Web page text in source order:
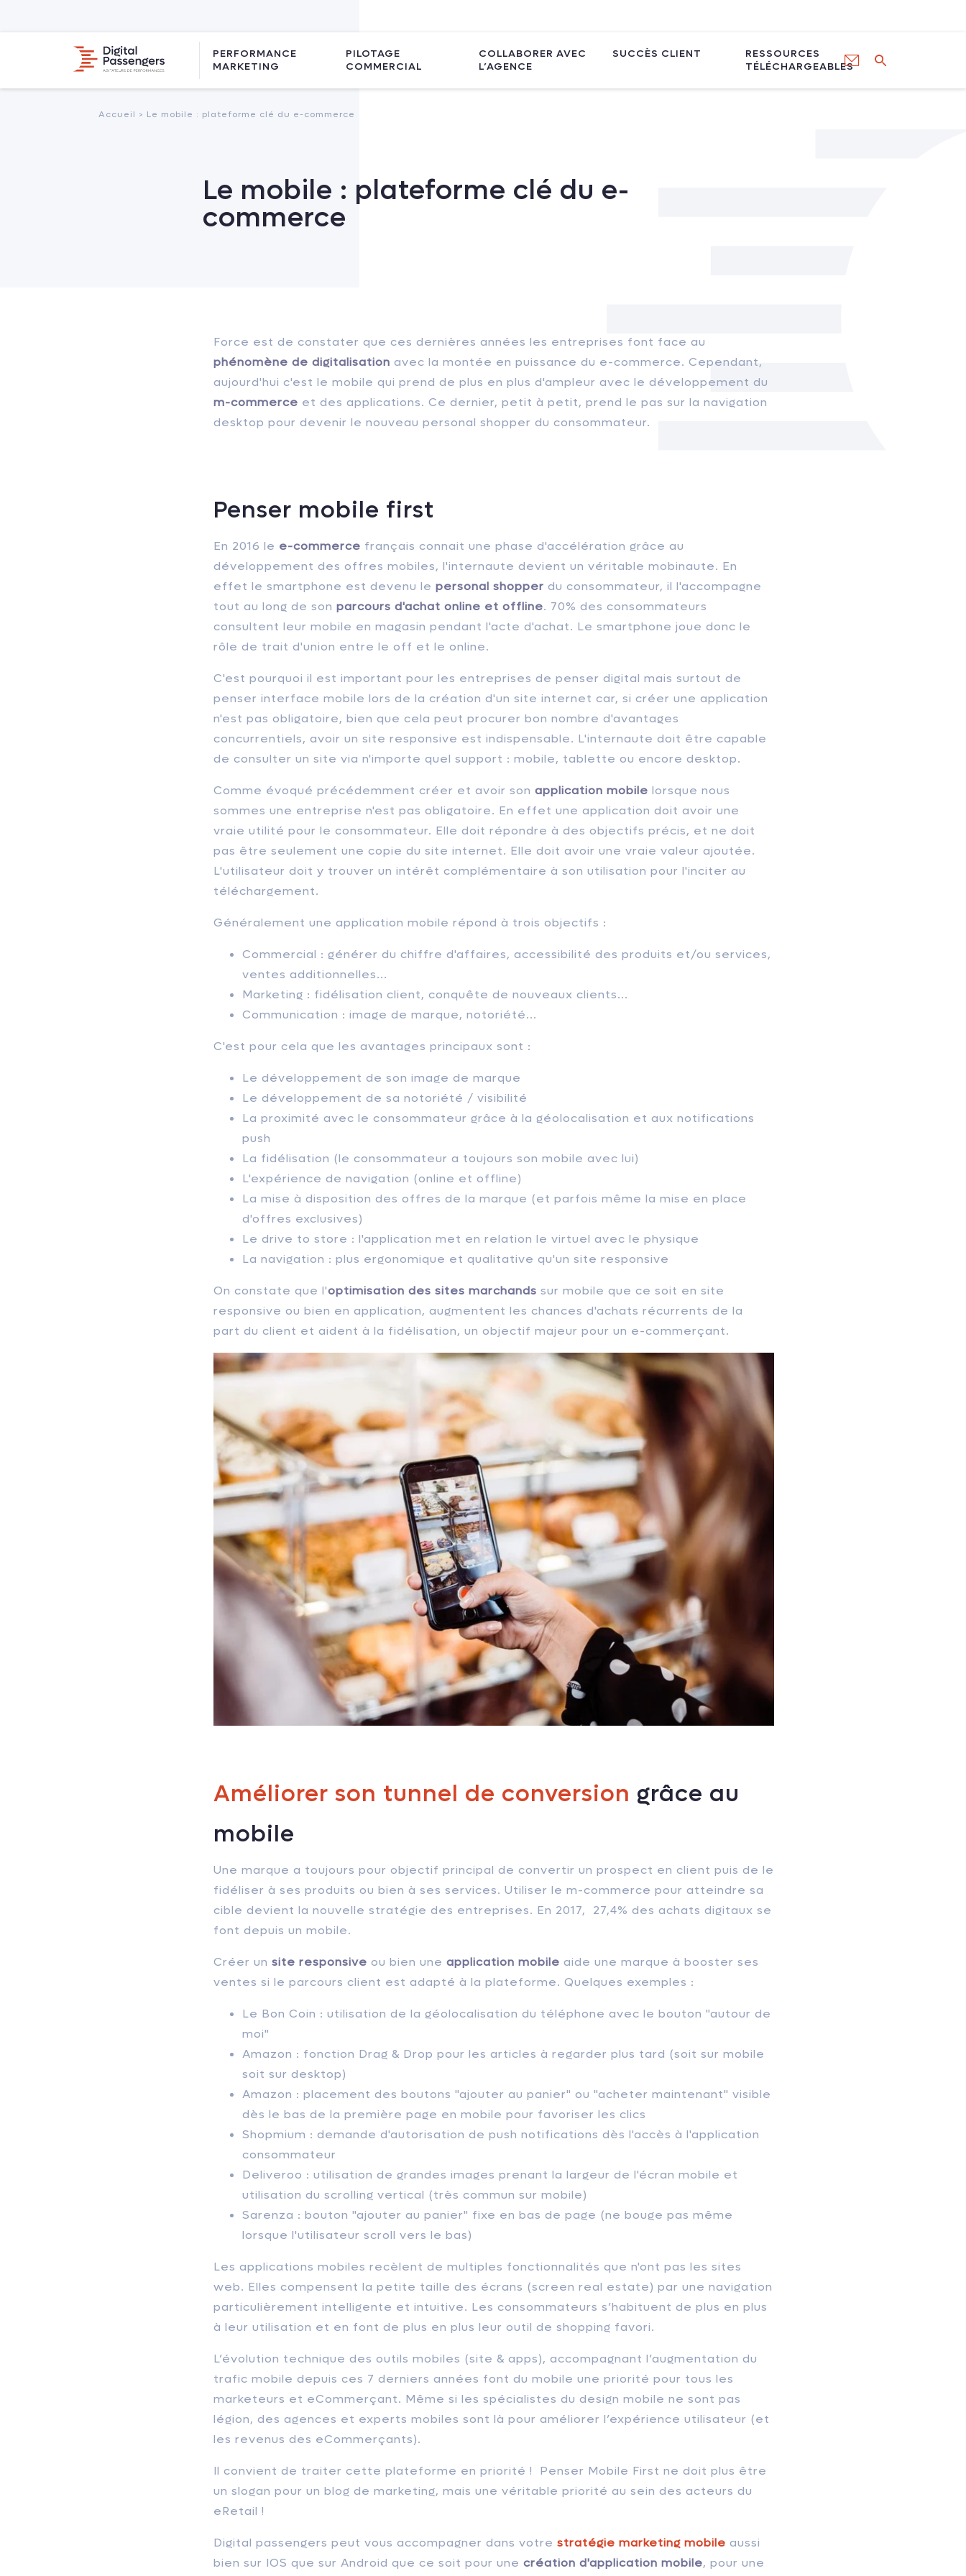
PERFORMANCE
MARKETING
PILOTAGE
COMMERCIAL
COLLABORER AVEC
L’AGENCE
SUCCÈS CLIENT
RESSOURCES
TÉLÉCHARGEABLES
Accueil > Le mobile : plateforme clé du e-commerce
Le mobile : plateforme clé du e-
commerce
Force est de constater que ces dernières années les entreprises font face au
phénomène de digitalisation avec la montée en puissance du e-commerce. Cependant,
aujourd'hui c'est le mobile qui prend de plus en plus d'ampleur avec le développement du
m-commerce et des applications. Ce dernier, petit à petit, prend le pas sur la navigation
desktop pour devenir le nouveau personal shopper du consommateur.
Penser mobile first
En 2016 le e-commerce français connait une phase d'accélération grâce au
développement des offres mobiles, l'internaute devient un véritable mobinaute. En
effet le smartphone est devenu le personal shopper du consommateur, il l'accompagne
tout au long de son parcours d'achat online et offline. 70% des consommateurs
consultent leur mobile en magasin pendant l'acte d'achat. Le smartphone joue donc le
rôle de trait d'union entre le off et le online.
C'est pourquoi il est important pour les entreprises de penser digital mais surtout de
penser interface mobile lors de la création d'un site internet car, si créer une application
n'est pas obligatoire, bien que cela peut procurer bon nombre d'avantages
concurrentiels, avoir un site responsive est indispensable. L'internaute doit être capable
de consulter un site via n'importe quel support : mobile, tablette ou encore desktop.
Comme évoqué précédemment créer et avoir son application mobile lorsque nous
sommes une entreprise n'est pas obligatoire. En effet une application doit avoir une
vraie utilité pour le consommateur. Elle doit répondre à des objectifs précis, et ne doit
pas être seulement une copie du site internet. Elle doit avoir une vraie valeur ajoutée.
L'utilisateur doit y trouver un intérêt complémentaire à son utilisation pour l'inciter au
téléchargement.
Généralement une application mobile répond à trois objectifs :
Commercial : générer du chiffre d'affaires, accessibilité des produits et/ou services,
ventes additionnelles...
Marketing : fidélisation client, conquête de nouveaux clients...
Communication : image de marque, notoriété...
C'est pour cela que les avantages principaux sont :
Le développement de son image de marque
Le développement de sa notoriété / visibilité
La proximité avec le consommateur grâce à la géolocalisation et aux notifications
push
La fidélisation (le consommateur a toujours son mobile avec lui)
L'expérience de navigation (online et offline)
La mise à disposition des offres de la marque (et parfois même la mise en place
d'offres exclusives)
Le drive to store : l'application met en relation le virtuel avec le physique
La navigation : plus ergonomique et qualitative qu'un site responsive
On constate que l'optimisation des sites marchands sur mobile que ce soit en site
responsive ou bien en application, augmentent les chances d'achats récurrents de la
part du client et aident à la fidélisation, un objectif majeur pour un e-commerçant.
Améliorer son tunnel de conversion grâce au
mobile
Une marque a toujours pour objectif principal de convertir un prospect en client puis de le
fidéliser à ses produits ou bien à ses services. Utiliser le m-commerce pour atteindre sa
cible devient la nouvelle stratégie des entreprises. En 2017, 27,4% des achats digitaux se
font depuis un mobile.
Créer un site responsive ou bien une application mobile aide une marque à booster ses
ventes si le parcours client est adapté à la plateforme. Quelques exemples :
Le Bon Coin : utilisation de la géolocalisation du téléphone avec le bouton "autour de
moi"
Amazon : fonction Drag & Drop pour les articles à regarder plus tard (soit sur mobile
soit sur desktop)
Amazon : placement des boutons "ajouter au panier" ou "acheter maintenant" visible
dès le bas de la première page en mobile pour favoriser les clics
Shopmium : demande d'autorisation de push notifications dès l'accès à l'application
consommateur
Deliveroo : utilisation de grandes images prenant la largeur de l'écran mobile et
utilisation du scrolling vertical (très commun sur mobile)
Sarenza : bouton "ajouter au panier" fixe en bas de page (ne bouge pas même
lorsque l'utilisateur scroll vers le bas)
Les applications mobiles recèlent de multiples fonctionnalités que n'ont pas les sites
web. Elles compensent la petite taille des écrans (screen real estate) par une navigation
particulièrement intelligente et intuitive. Les consommateurs s’habituent de plus en plus
à leur utilisation et en font de plus en plus leur outil de shopping favori.
L’évolution technique des outils mobiles (site & apps), accompagnant l’augmentation du
trafic mobile depuis ces 7 derniers années font du mobile une priorité pour tous les
marketeurs et eCommerçant. Même si les spécialistes du design mobile ne sont pas
légion, des agences et experts mobiles sont là pour améliorer l’expérience utilisateur (et
les revenus des eCommerçants).
Il convient de traiter cette plateforme en priorité ! Penser Mobile First ne doit plus être
un slogan pour un blog de marketing, mais une véritable priorité au sein des acteurs du
eRetail !
Digital passengers peut vous accompagner dans votre stratégie marketing mobile aussi
bien sur IOS que sur Android que ce soit pour une création d'application mobile, pour une